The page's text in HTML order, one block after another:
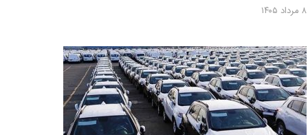
۸ مرداد ۱۴۰۵